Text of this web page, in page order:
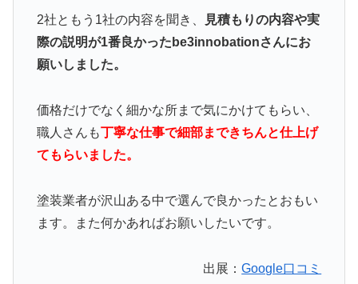
2社ともう1社の内容を聞き、
見積もりの内容や実
際の説明が1番良かったbe3innobationさんにお
願いしました。
価格だけでなく細かな所まで気にかけてもらい、
職人さんも丁寧な仕事で細部まできちんと仕上げ
てもらいました。
塗装業者が沢山ある中で選んで良かったとおもい
ます。また何かあればお願いしたいです。
出展：Google口コミ